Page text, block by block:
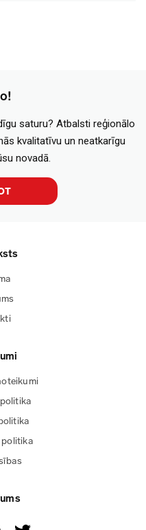
saturu? Atbalsti reģionālo
kvalitatīvu un neatkarīgu
novadā.
politika